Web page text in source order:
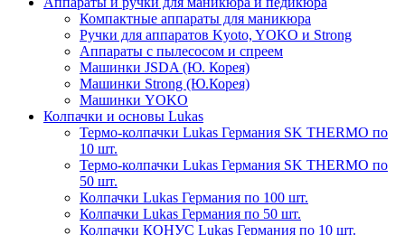
Компактные аппараты для маникюра
Ручки для аппаратов Kyoto, YOKO и Strong
Аппараты с пылесосом и спреем
Машинки JSDA (Ю. Корея)
Машинки Strong (Ю.Корея)
Машинки YOKO
Колпачки и основы Lukas
Термо-колпачки Lukas Германия SK THERMO по
10 шт.
Термо-колпачки Lukas Германия SK THERMO по
50 шт.
Колпачки Lukas Германия по 100 шт.
Колпачки Lukas Германия по 50 шт.
Колпачки КОНУС Lukas Германия по 10 шт.